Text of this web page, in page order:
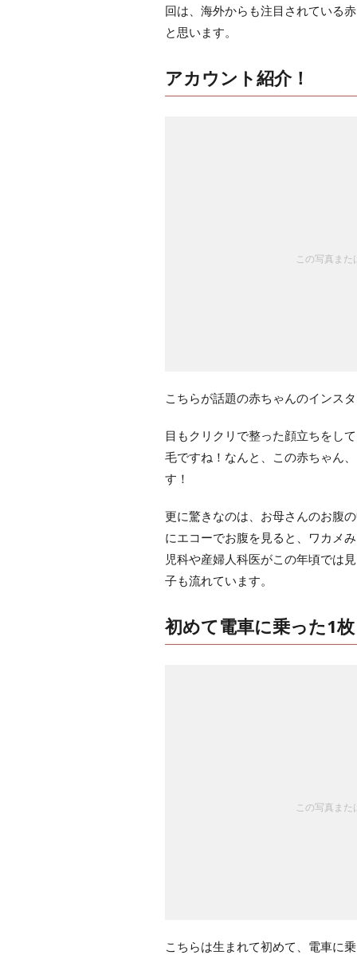
回は、海外からも注目されている
と思います。
アカウント紹介！
この写真ま
こちらが話題の赤ちゃんのインス
目もクリクリで整った顔立ちをし
毛ですね！なんと、この赤ちゃん
す！
更に驚きなのは、お母さんのお腹
にエコーでお腹を見ると、ワカメ
児科や産婦人科医がこの年頃では
子も流れています。
初めて電車に乗った1
この写真ま
こちらは生まれて初めて、電車に